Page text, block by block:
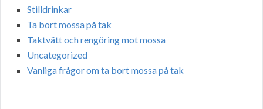
Stilldrinkar
Ta bort mossa på tak
Taktvätt och rengöring mot mossa
Uncategorized
Vanliga frågor om ta bort mossa på tak